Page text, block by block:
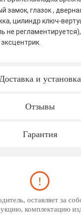
замок, глазок ,
цилиндр ключ-
не регламентируется),
и установка
Отзывы
Гарантия
оставляет за
комплектацию